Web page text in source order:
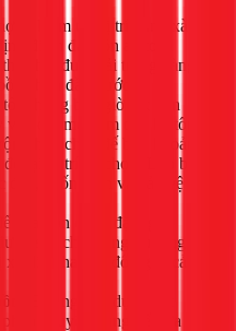
sẽ kiểm tra vị trí dầm, xà
điểm đặt bồn an toàn
chịu được tải trọng hàng
chứa đầy nước.
tôi không bao giờ đặt bồn
đó, một tấm đan bê tông
hơn chân đế bồn khoảng
tại vị trí đã chọn. Lớp bê
đều, chống lún và bảo vệ
của bồn được đặt ngay
siết chặt bằng bu lông
xê dịch hay lật đổ ngay cả
Đội ngũ sử dụng các
chuyên dụng để đưa